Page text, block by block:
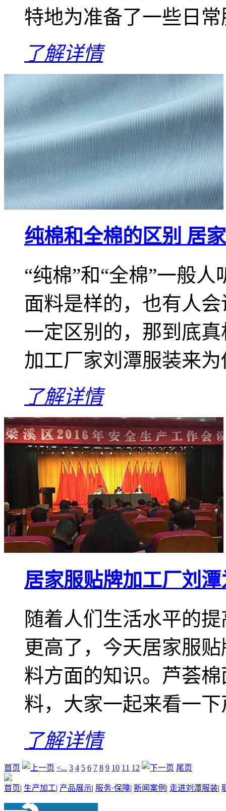
特地为准备了一些日
了解详情
纯棉和全棉的区别 居
“纯棉”和“全棉”一般
面料是样的，也有人
一定区别的，那到底
加工厂家刘潭服装来
了解详情
居家服贴牌加工厂刘
随着人们生活水平的
更高了，今天居家服
料方面的知识。芦荟
料，大家一起来看一
了解详情
首页 <... 3 4 5 6 7 8 9 10 11 12 尾页
首页| 生产加工| 产品展示| 服务·保障| 新闻案例 | 走进刘潭服装|